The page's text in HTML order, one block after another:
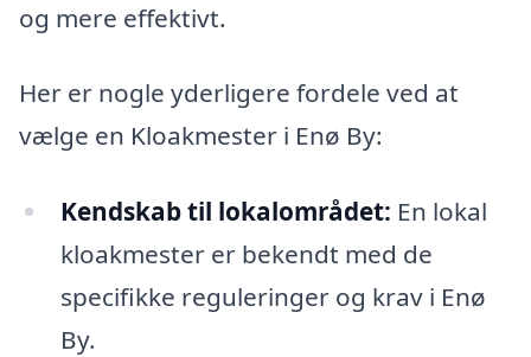
og mere effektivt.
Her er nogle yderligere fordele ved at
vælge en Kloakmester i Enø By:
Kendskab til lokalområdet: En lokal
kloakmester er bekendt med de
specifikke reguleringer og krav i Enø
By.